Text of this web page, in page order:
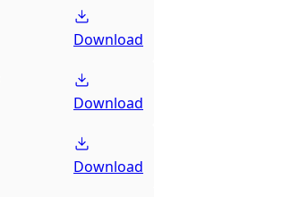
Download
Download
Download